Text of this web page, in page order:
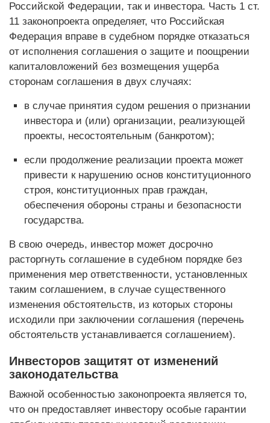
Российской Федерации, так и инвестора. Часть 1 ст.
11 законопроекта определяет, что Российская
Федерация вправе в судебном порядке отказаться
от исполнения соглашения о защите и поощрении
капиталовложений без возмещения ущерба
сторонам соглашения в двух случаях:
в случае принятия судом решения о признании
инвестора и (или) организации, реализующей
проекты, несостоятельным (банкротом);
если продолжение реализации проекта может
привести к нарушению основ конституционного
строя, конституционных прав граждан,
обеспечения обороны страны и безопасности
государства.
В свою очередь, инвестор может досрочно
расторгнуть соглашение в судебном порядке без
применения мер ответственности, установленных
таким соглашением, в случае существенного
изменения обстоятельств, из которых стороны
исходили при заключении соглашения (перечень
обстоятельств устанавливается соглашением).
Инвесторов защитят от изменений
законодательства
Важной особенностью законопроекта является то,
что он предоставляет инвестору особые гарантии